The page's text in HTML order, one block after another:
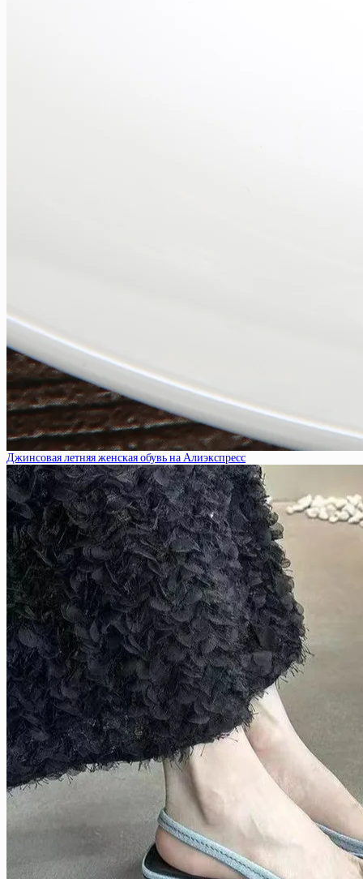
Джинсовая летняя женская обувь на Алиэкспресс